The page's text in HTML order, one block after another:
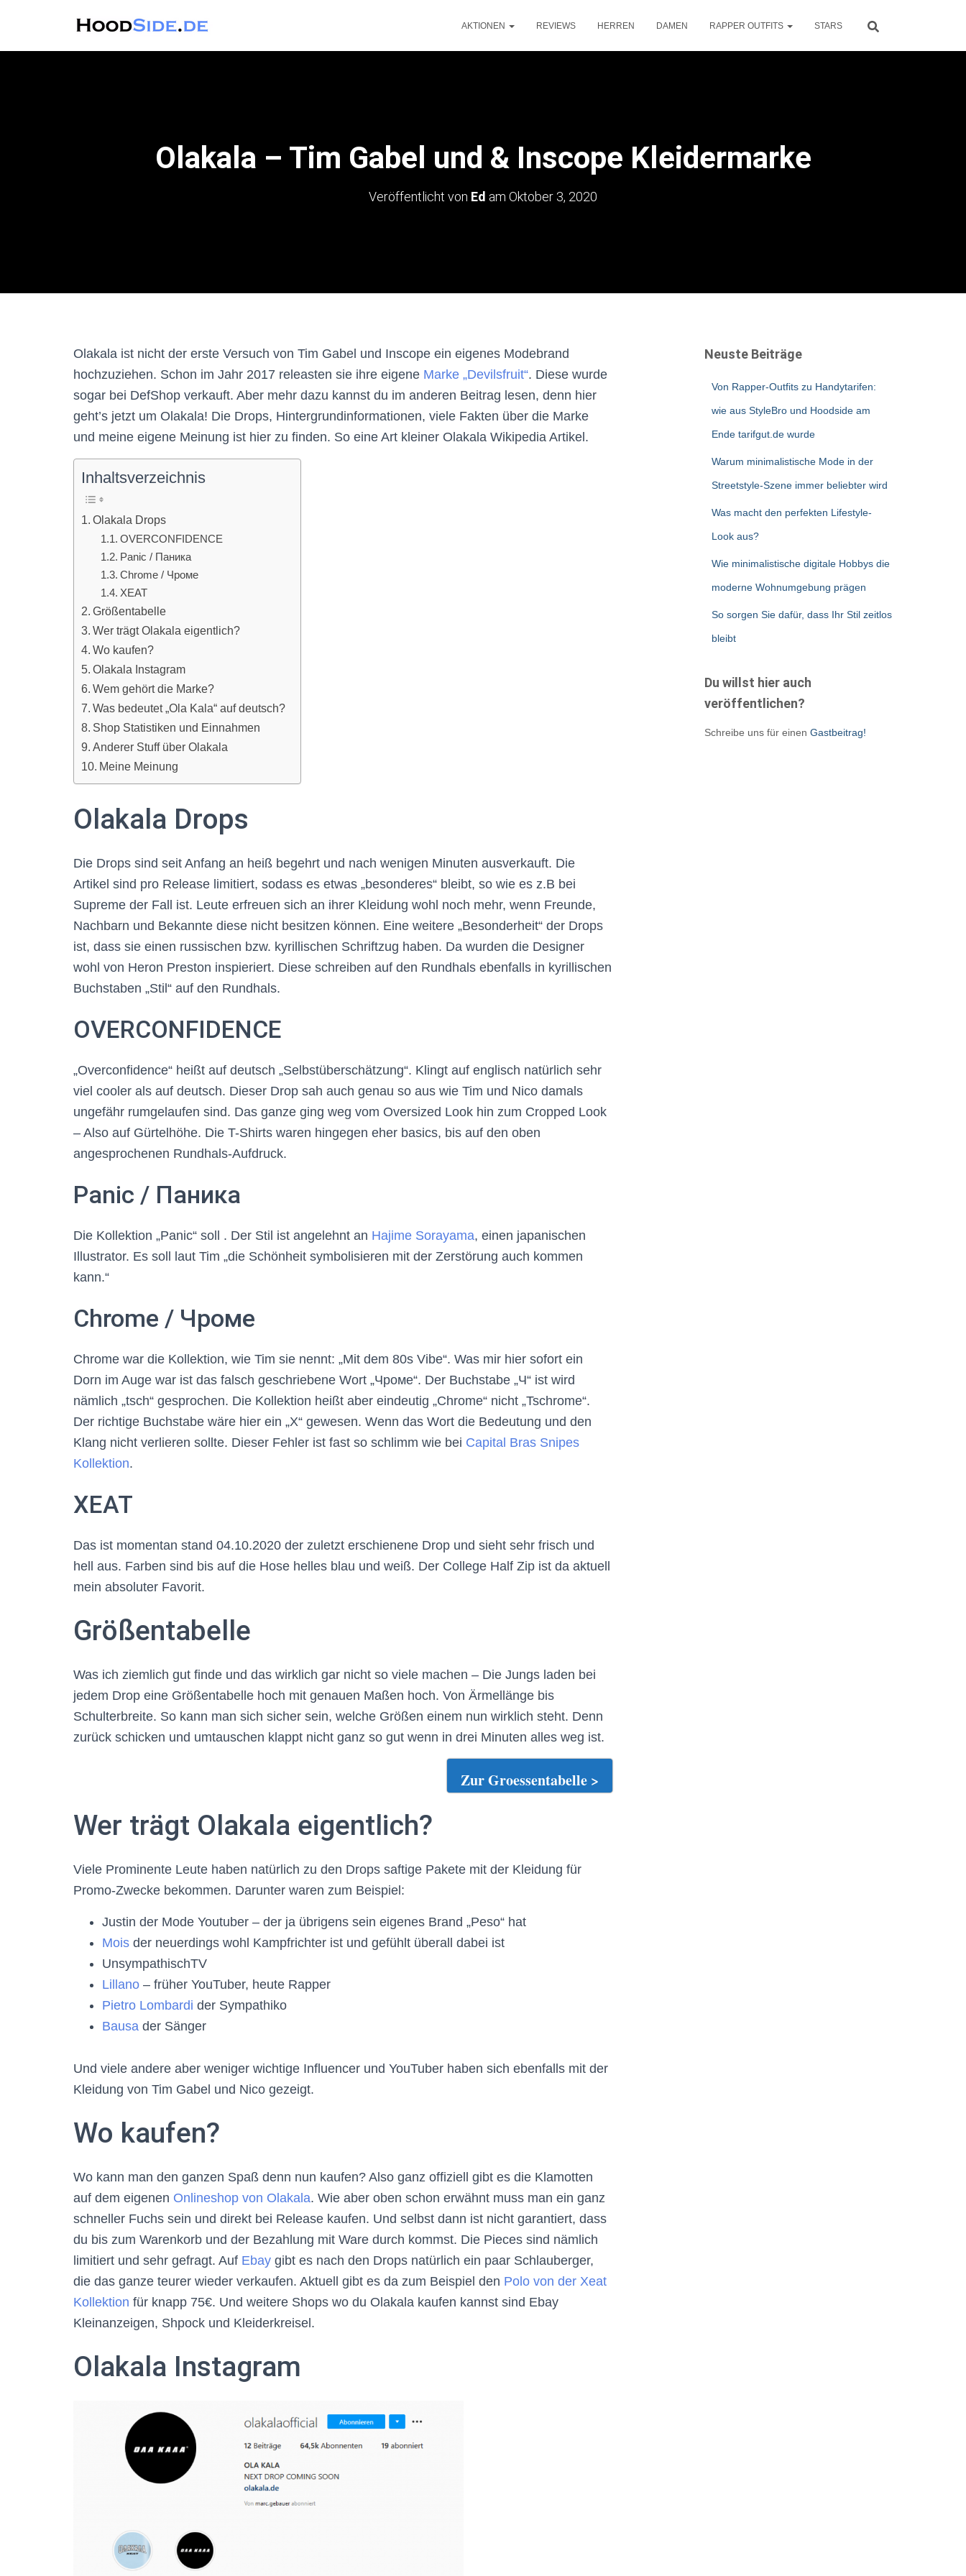
AKTIONEN REVIEWS HERREN DAMEN RAPPER OUTFITS STARS
Olakala – Tim Gabel und & Inscope Kleidermarke
Veröffentlicht von Ed am Oktober 3, 2020
Olakala ist nicht der erste Versuch von Tim Gabel und Inscope ein eigenes Modebrand
hochzuziehen. Schon im Jahr 2017 releasten sie ihre eigene Marke „Devilsfruit“. Diese wurde
sogar bei DefShop verkauft. Aber mehr dazu kannst du im anderen Beitrag lesen, denn hier
geht’s jetzt um Olakala! Die Drops, Hintergrundinformationen, viele Fakten über die Marke
und meine eigene Meinung ist hier zu finden. So eine Art kleiner Olakala Wikipedia Artikel.
Inhaltsverzeichnis
Olakala Drops
OVERCONFIDENCE
Panic / Паника
Chrome / Чроме
XEAT
Größentabelle
Wer trägt Olakala eigentlich?
Wo kaufen?
Olakala Instagram
Wem gehört die Marke?
Was bedeutet „Ola Kala“ auf deutsch?
Shop Statistiken und Einnahmen
Anderer Stuff über Olakala
Meine Meinung
Olakala Drops
Die Drops sind seit Anfang an heiß begehrt und nach wenigen Minuten ausverkauft. Die
Artikel sind pro Release limitiert, sodass es etwas „besonderes“ bleibt, so wie es z.B bei
Supreme der Fall ist. Leute erfreuen sich an ihrer Kleidung wohl noch mehr, wenn Freunde,
Nachbarn und Bekannte diese nicht besitzen können. Eine weitere „Besonderheit“ der Drops
ist, dass sie einen russischen bzw. kyrillischen Schriftzug haben. Da wurden die Designer
wohl von Heron Preston inspieriert. Diese schreiben auf den Rundhals ebenfalls in kyrillischen
Buchstaben „Stil“ auf den Rundhals.
OVERCONFIDENCE
„Overconfidence“ heißt auf deutsch „Selbstüberschätzung“. Klingt auf englisch natürlich sehr
viel cooler als auf deutsch. Dieser Drop sah auch genau so aus wie Tim und Nico damals
ungefähr rumgelaufen sind. Das ganze ging weg vom Oversized Look hin zum Cropped Look
– Also auf Gürtelhöhe. Die T-Shirts waren hingegen eher basics, bis auf den oben
angesprochenen Rundhals-Aufdruck.
Panic / Паника
Die Kollektion „Panic“ soll . Der Stil ist angelehnt an Hajime Sorayama, einen japanischen
Illustrator. Es soll laut Tim „die Schönheit symbolisieren mit der Zerstörung auch kommen
kann.“
Chrome / Чроме
Chrome war die Kollektion, wie Tim sie nennt: „Mit dem 80s Vibe“. Was mir hier sofort ein
Dorn im Auge war ist das falsch geschriebene Wort „Чроме“. Der Buchstabe „Ч“ ist wird
nämlich „tsch“ gesprochen. Die Kollektion heißt aber eindeutig „Chrome“ nicht „Tschrome“.
Der richtige Buchstabe wäre hier ein „Х“ gewesen. Wenn das Wort die Bedeutung und den
Klang nicht verlieren sollte. Dieser Fehler ist fast so schlimm wie bei Capital Bras Snipes
Kollektion.
XEAT
Das ist momentan stand 04.10.2020 der zuletzt erschienene Drop und sieht sehr frisch und
hell aus. Farben sind bis auf die Hose helles blau und weiß. Der College Half Zip ist da aktuell
mein absoluter Favorit.
Größentabelle
Was ich ziemlich gut finde und das wirklich gar nicht so viele machen – Die Jungs laden bei
jedem Drop eine Größentabelle hoch mit genauen Maßen hoch. Von Ärmellänge bis
Schulterbreite. So kann man sich sicher sein, welche Größen einem nun wirklich steht. Denn
zurück schicken und umtauschen klappt nicht ganz so gut wenn in drei Minuten alles weg ist.
Zur Groessentabelle >
Wer trägt Olakala eigentlich?
Viele Prominente Leute haben natürlich zu den Drops saftige Pakete mit der Kleidung für
Promo-Zwecke bekommen. Darunter waren zum Beispiel:
Justin der Mode Youtuber – der ja übrigens sein eigenes Brand „Peso“ hat
Mois der neuerdings wohl Kampfrichter ist und gefühlt überall dabei ist
UnsympathischTV
Lillano – früher YouTuber, heute Rapper
Pietro Lombardi der Sympathiko
Bausa der Sänger
Und viele andere aber weniger wichtige Influencer und YouTuber haben sich ebenfalls mit der
Kleidung von Tim Gabel und Nico gezeigt.
Wo kaufen?
Wo kann man den ganzen Spaß denn nun kaufen? Also ganz offiziell gibt es die Klamotten
auf dem eigenen Onlineshop von Olakala. Wie aber oben schon erwähnt muss man ein ganz
schneller Fuchs sein und direkt bei Release kaufen. Und selbst dann ist nicht garantiert, dass
du bis zum Warenkorb und der Bezahlung mit Ware durch kommst. Die Pieces sind nämlich
limitiert und sehr gefragt. Auf Ebay gibt es nach den Drops natürlich ein paar Schlauberger,
die das ganze teurer wieder verkaufen. Aktuell gibt es da zum Beispiel den Polo von der Xeat
Kollektion für knapp 75€. Und weitere Shops wo du Olakala kaufen kannst sind Ebay
Kleinanzeigen, Shpock und Kleiderkreisel.
Olakala Instagram
Neuste Beiträge
Von Rapper-Outfits zu Handytarifen:
wie aus StyleBro und Hoodside am
Ende tarifgut.de wurde
Warum minimalistische Mode in der
Streetstyle-Szene immer beliebter wird
Was macht den perfekten Lifestyle-
Look aus?
Wie minimalistische digitale Hobbys die
moderne Wohnumgebung prägen
So sorgen Sie dafür, dass Ihr Stil zeitlos
bleibt
Du willst hier auch
veröffentlichen?
Schreibe uns für einen Gastbeitrag!